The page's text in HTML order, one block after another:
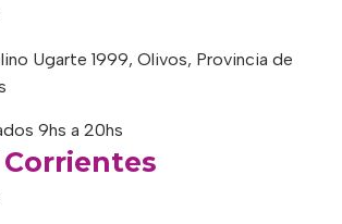
Ugarte 1999, Olivos, Provincia de
9hs a 20hs